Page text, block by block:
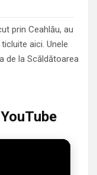
prin Ceahlău, au
aici. Unele
de la Scăldătoarea